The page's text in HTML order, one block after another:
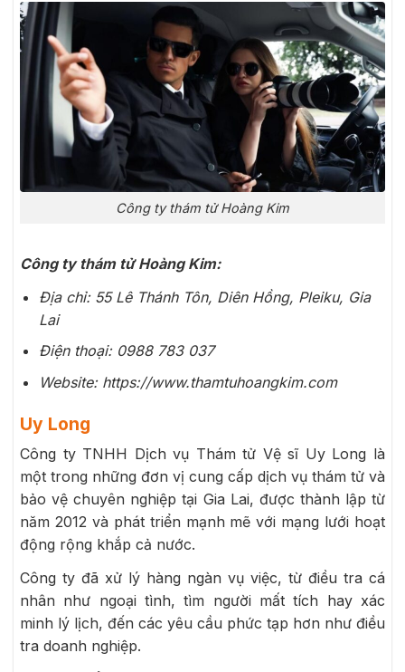
Công ty thám tử Hoàng Kim
Công ty thám tử Hoàng Kim:
Địa chỉ: 55 Lê Thánh Tôn, Diên Hồng, Pleiku, Gia
Lai
Điện thoại: 0988 783 037
Website: https://www.thamtuhoangkim.com
Uy Long
Công ty TNHH Dịch vụ Thám tử Vệ sĩ Uy Long là
một trong những đơn vị cung cấp dịch vụ thám tử và
bảo vệ chuyên nghiệp tại Gia Lai, được thành lập từ
năm 2012 và phát triển mạnh mẽ với mạng lưới hoạt
động rộng khắp cả nước.
Công ty đã xử lý hàng ngàn vụ việc, từ điều tra cá
nhân như ngoại tình, tìm người mất tích hay xác
minh lý lịch, đến các yêu cầu phức tạp hơn như điều
tra doanh nghiệp.